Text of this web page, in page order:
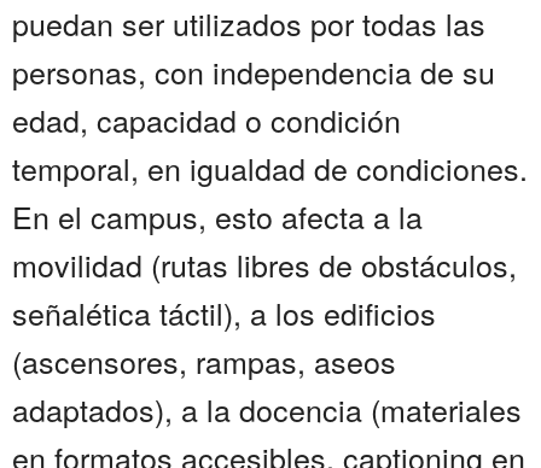
puedan ser utilizados por todas las
personas, con independencia de su
edad, capacidad o condición
temporal, en igualdad de condiciones.
En el campus, esto afecta a la
movilidad (rutas libres de obstáculos,
señalética táctil), a los edificios
(ascensores, rampas, aseos
adaptados), a la docencia (materiales
en formatos accesibles, captioning en